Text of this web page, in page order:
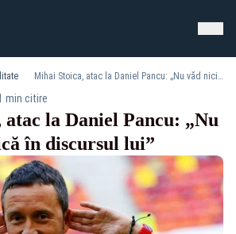
Mihai Stoica, atac la Daniel Pancu: „Nu văd nicio logică în discursul lui”
min citire
la Daniel Pancu: „Nu
în discursul lui”